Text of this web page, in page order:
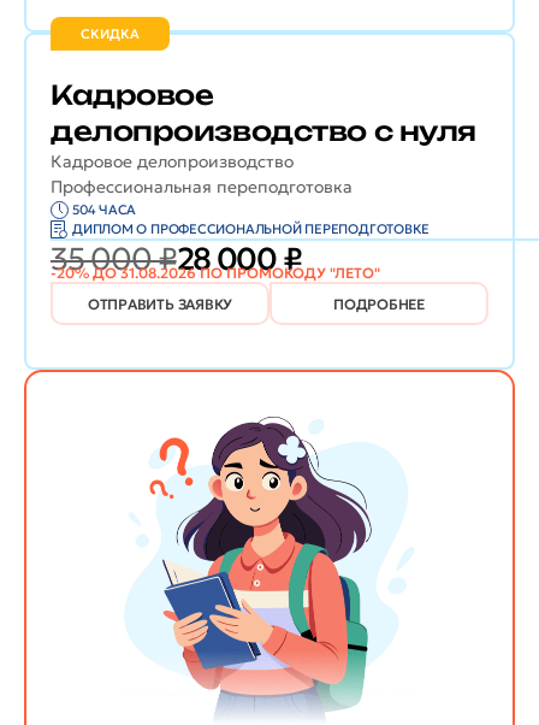
СКИДКА
Кадровое делопроизводство
Профессиональная переподготовка
Кадровое
делопроизводство с нуля
504 ЧАСА
ДИПЛОМ О ПРОФЕССИОНАЛЬНОЙ ПЕРЕПОДГОТОВКЕ
35 000 ₽28 000 ₽
-20% ДО 31.08.2026 ПО ПРОМОКОДУ "ЛЕТО"
ОТПРАВИТЬ ЗАЯВКУ
ПОДРОБНЕЕ